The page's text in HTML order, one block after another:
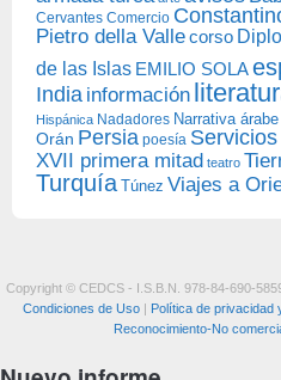
Cervantes Comercio
Pietro della Vallecorso
de las Islas EMILIO SOLA
India información
Hispánica Nadadores Narrativa
Orán Persia poesía
XVII primera mitad teatro
Turquía Túnez Viajes a
Copyright © CEDCS - I.S.B.N. 978-84-690-
Condiciones de Uso| Política de privacidad
Reconocimiento-No